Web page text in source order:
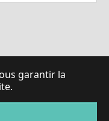
garantir la
LaBrilliante